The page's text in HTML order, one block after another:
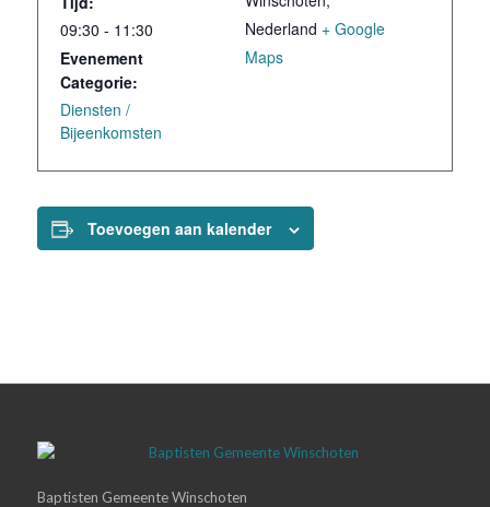
09:30 - 11:30
Evenement
Categorie:
Diensten /
Bijeenkomsten
Nederland + Google
Maps
Toevoegen aan kalender
Baptisten Gemeente Winschoten